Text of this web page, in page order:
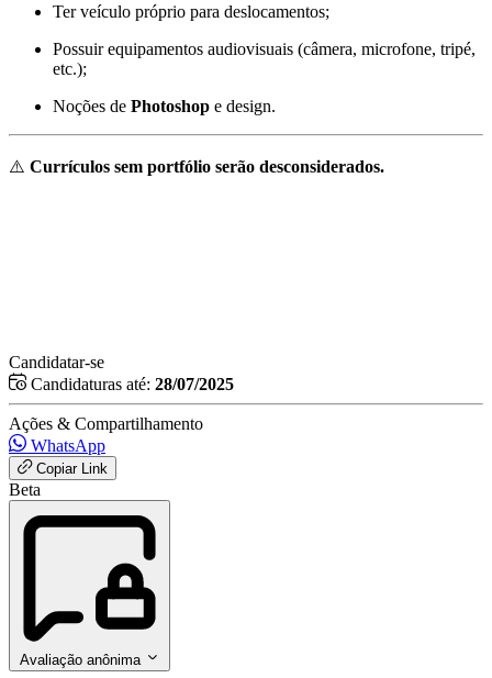
Ter veículo próprio para deslocamentos;
Possuir equipamentos audiovisuais (câmera, microfone, tripé,
etc.);
Noções de Photoshop e design.
⚠️ Currículos sem portfólio serão desconsiderados.
Candidatar-se
Candidaturas até: 28/07/2025
Ações & Compartilhamento
WhatsApp
Copiar Link
Beta
Avaliação anônima